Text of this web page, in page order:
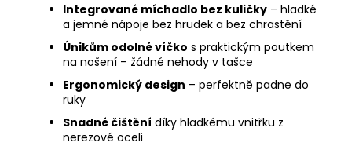
Integrované míchadlo bez kuličky – hladké
a jemné nápoje bez hrudek a bez chrastění
Únikům odolné víčko s praktickým poutkem
na nošení – žádné nehody v tašce
Ergonomický design – perfektně padne do
ruky
Snadné čištění díky hladkému vnitřku z
nerezové oceli